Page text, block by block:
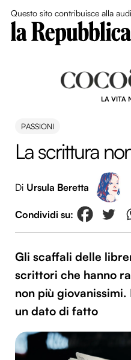
Questo sito contribuisce alla
LA VITA
PASSIONI
La scrittura
Di Ursula Beretta
Gli scaffali delle
scrittori che hanno
non più
un dato di fatto